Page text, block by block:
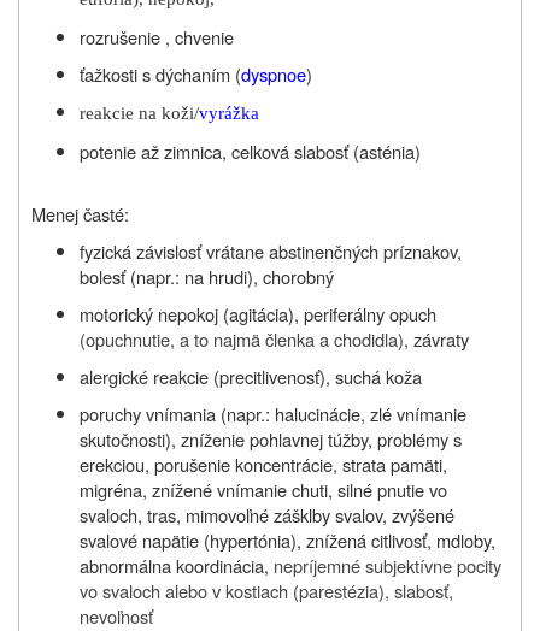
rozrušenie , chvenie
ťažkosti s dýchaním (dyspnoe)
reakcie na koži/vyrážka
potenie až zimnica, celková slabosť (asténia)
Menej časté:
fyzická závislosť vrátane abstinenčných príznakov,
bolesť (napr.: na hrudi), chorobný
motorický nepokoj (agitácia), periferálny opuch
(opuchnutie, a to najmä členka a chodidla), závraty
alergické reakcie (precitlivenosť), suchá koža
poruchy vnímania (napr.: halucinácie, zlé vnímanie
skutočnosti), zníženie pohlavnej túžby, problémy s
erekciou, porušenie koncentrácie, strata pamäti,
migréna, znížené vnímanie chuti, silné pnutie vo
svaloch, tras, mimovoľné zášklby svalov, zvýšené
svalové napätie (hypertónia), znížená citlivosť, mdloby,
abnormálna koordinácia, nepríjemné subjektívne pocity
vo svaloch alebo v kostiach (parestézia), slabosť,
nevoľnosť